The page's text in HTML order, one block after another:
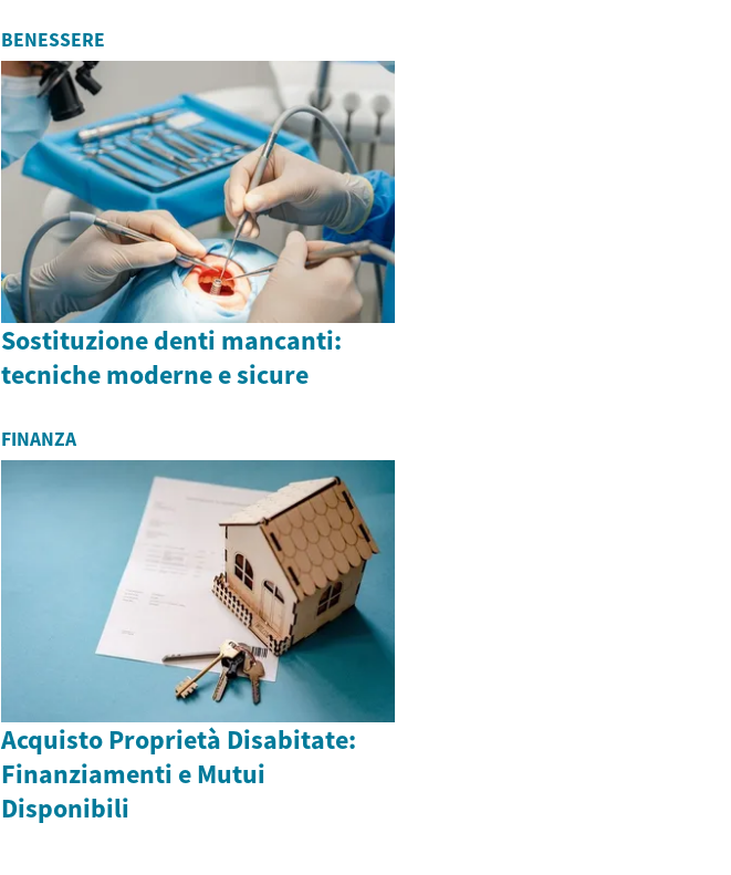
BENESSERE
Sostituzione denti mancanti:
tecniche moderne e sicure
FINANZA
Acquisto Proprietà Disabitate:
Finanziamenti e Mutui
Disponibili